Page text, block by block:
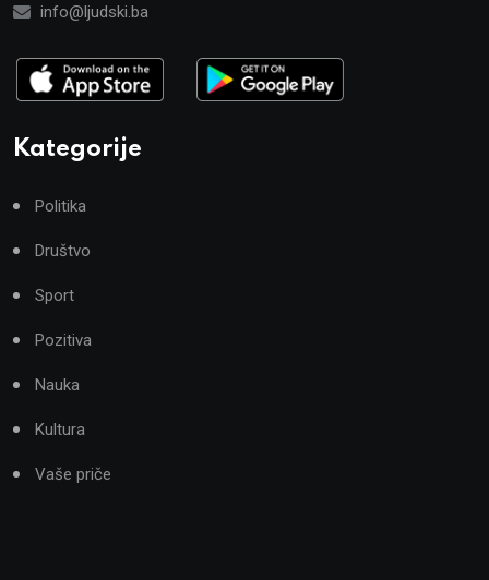
info@ljudski.ba
Kategorije
Politika
Društvo
Sport
Pozitiva
Nauka
Kultura
Vaše priče